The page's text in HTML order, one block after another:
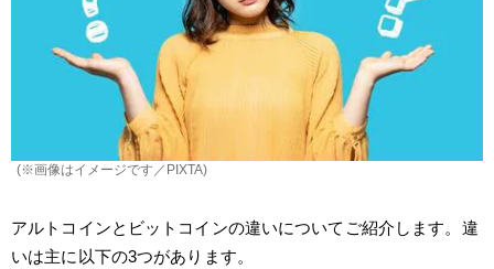
(※画像はイメージです／PIXTA)
アルトコインとビットコインの違いについてご紹介します。違
いは主に以下の3つがあります。